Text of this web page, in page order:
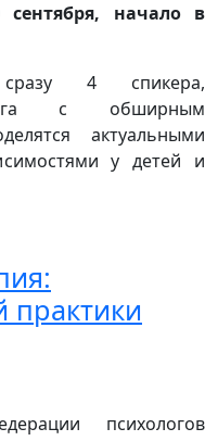
сентября, начало в
4 спикера,
с обширным
актуальными
у детей и
состоится IX
практики
психологов